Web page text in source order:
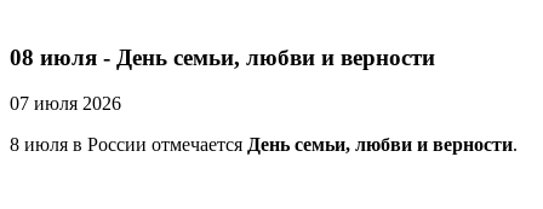
08 июля - День семьи, любви и верности
07 июля 2026
8 июля в России отмечается День семьи, любви и верности.